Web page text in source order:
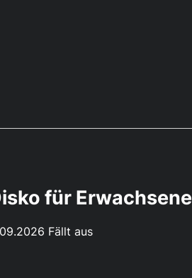
für Erwachsene
Fällt aus